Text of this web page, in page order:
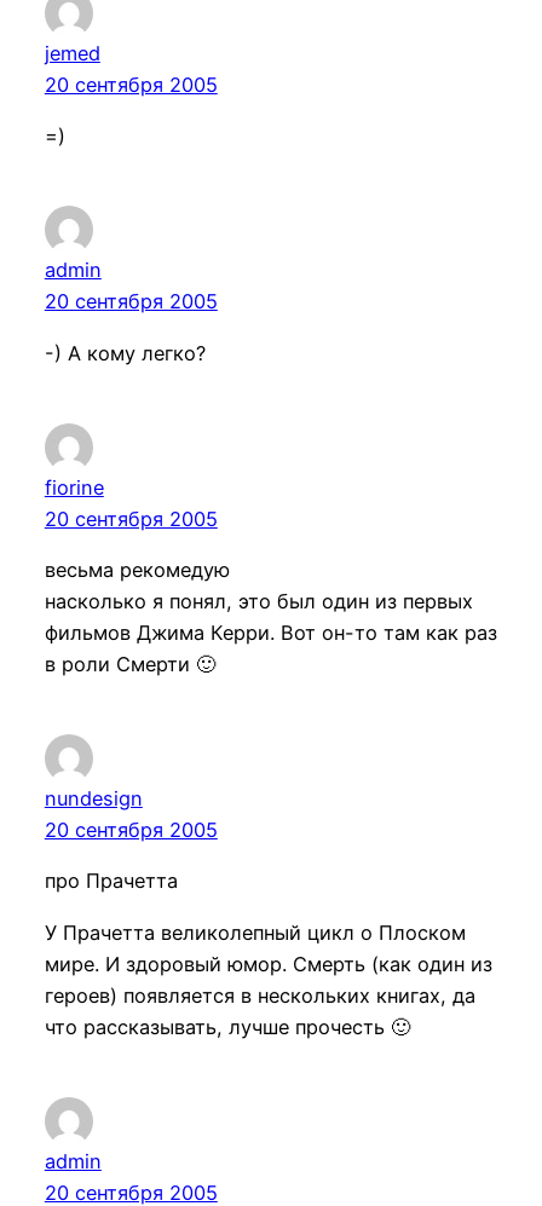
jemed
20 сентября 2005
=)
admin
20 сентября 2005
-) А кому легко?
fiorine
20 сентября 2005
весьма рекомедую
насколько я понял, это был один из первых
фильмов Джима Керри. Вот он-то там как раз
в роли Смерти 🙂
nundesign
20 сентября 2005
про Прачетта
У Прачетта великолепный цикл о Плоском
мире. И здоровый юмор. Смерть (как один из
героев) появляется в нескольких книгах, да
что рассказывать, лучше прочесть 🙂
admin
20 сентября 2005